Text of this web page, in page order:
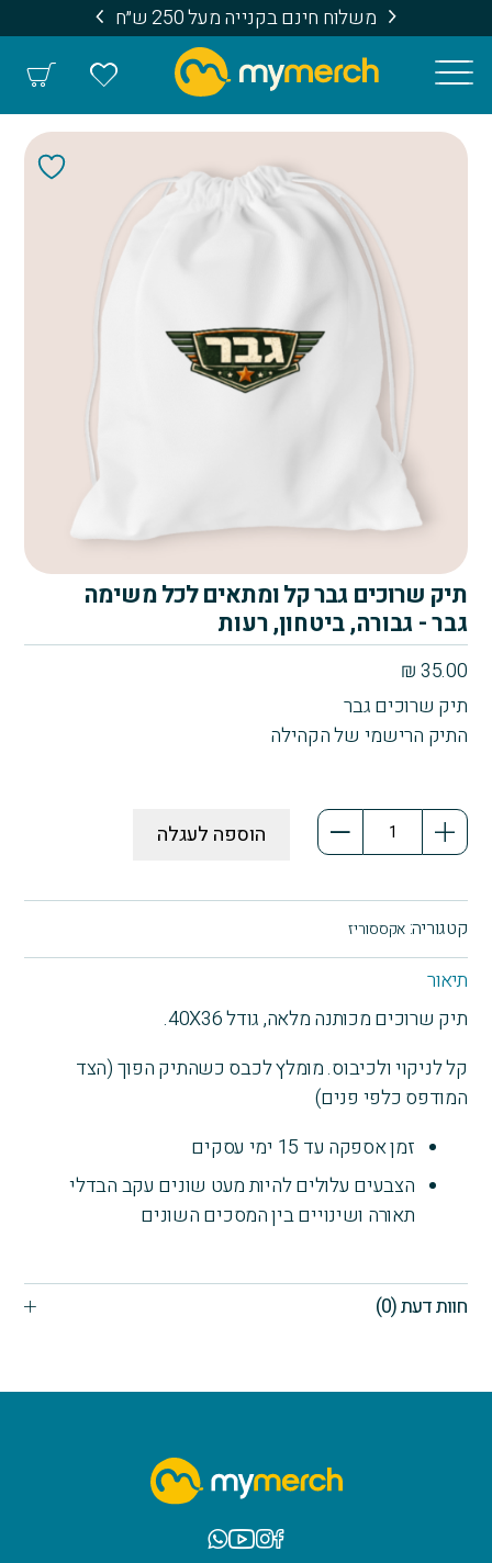
משלוח חינם בקנייה מעל 250 ש״ח
תיק שרוכים גבר קל ומתאים לכל משימה
גבר - גבורה, ביטחון, רעות
₪35.00
תיק שרוכים גבר
התיק הרישמי של הקהילה
כמות
שרוכים
גבר
משימה
הוספה לעגלה
תיאור
תיק שרוכים מכותנה מלאה, גודל 40X36.
קל לניקוי ולכיבוס. מומלץ לכבס כשהתיק הפוך (הצד
המודפס כלפי פנים)
זמן אספקה עד 15 ימי עסקים
הצבעים עלולים להיות מעט שונים עקב הבדלי
תאורה ושינויים בין המסכים השונים
חוות דעת (0)
קטגוריה: אקססוריז